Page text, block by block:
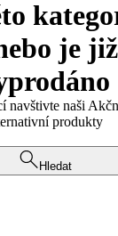
je
navštivte naši
produkty
Hledat